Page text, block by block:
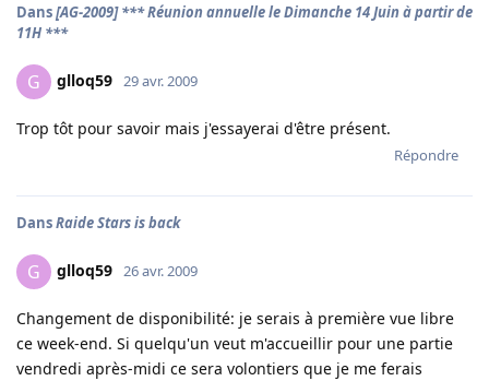
Dans[AG-2009] *** Réunion annuelle le Dimanche 14 Juin à partir de
11H ***
G glloq59 29 avr. 2009
Trop tôt pour savoir mais j'essayerai d'être présent.
Répondre
DansRaide Stars is back
G glloq59 26 avr. 2009
Changement de disponibilité: je serais à première vue libre
ce week-end. Si quelqu'un veut m'accueillir pour une partie
vendredi après-midi ce sera volontiers que je me ferais